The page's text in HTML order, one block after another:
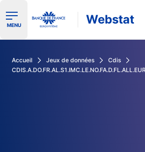
Ouvrir le menu de navigation
MENU Webstat
Accueil Jeux de données
Cdis